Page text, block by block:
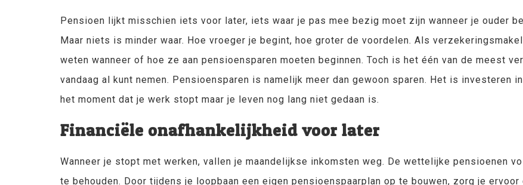
Pensioen lijkt misschien iets voor later, iets waar je pas mee bezig moet zijn wanneer je ouder
Maar niets is minder waar. Hoe vroeger je begint, hoe groter de voordelen. Als
weten wanneer of hoe ze aan pensioensparen moeten beginnen. Toch is het één van de meest
vandaag al kunt nemen. Pensioensparen is namelijk meer dan gewoon sparen. Het is investeren
het moment dat je werk stopt maar je leven nog lang niet gedaan is.
Financiële onafhankelijkheid voor later
Wanneer je stopt met werken, vallen je maandelijkse inkomsten weg. De wettelijke pensioenen
te behouden. Door tijdens je loopbaan een eigen pensioenspaarplan op te bouwen, zorg je